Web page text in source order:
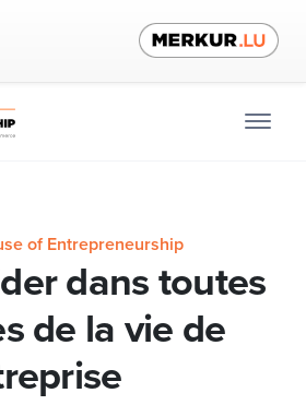
of Entrepreneurship
dans toutes
de la vie de